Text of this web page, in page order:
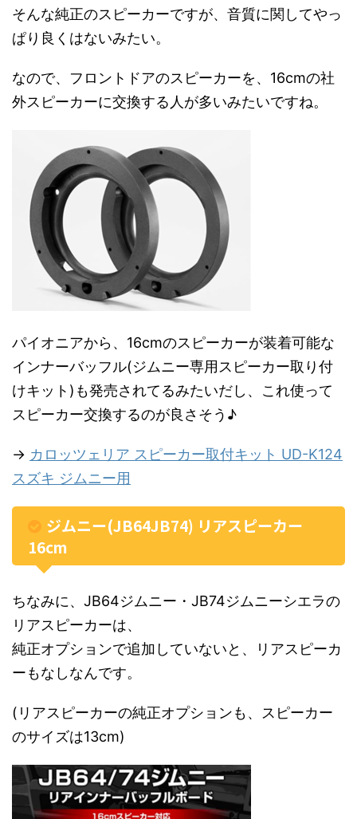
そんな純正のスピーカーですが、音質に関してやっ
ぱり良くはないみたい。
なので、フロントドアのスピーカーを、16cmの社
外スピーカーに交換する人が多いみたいですね。
パイオニアから、16cmのスピーカーが装着可能な
インナーバッフル(ジムニー専用スピーカー取り付
けキット)も発売されてるみたいだし、これ使って
スピーカー交換するのが良さそう♪
→ カロッツェリア スピーカー取付キット UD-K124
スズキ ジムニー用
ジムニー(JB64JB74) リアスピーカー
16cm
ちなみに、JB64ジムニー・JB74ジムニーシエラの
リアスピーカーは、
純正オプションで追加していないと、リアスピーカ
ーもなしなんです。
(リアスピーカーの純正オプションも、スピーカー
のサイズは13cm)